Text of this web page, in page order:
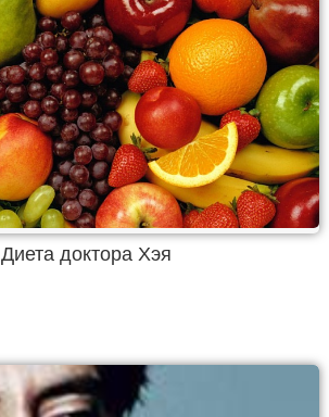
Диета доктора Хэя